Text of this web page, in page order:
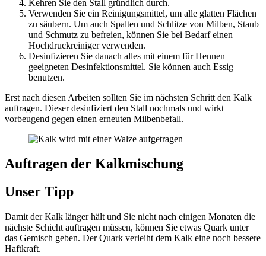
Kehren Sie den Stall gründlich durch.
Verwenden Sie ein Reinigungsmittel, um alle glatten Flächen
zu säubern. Um auch Spalten und Schlitze von Milben, Staub
und Schmutz zu befreien, können Sie bei Bedarf einen
Hochdruckreiniger verwenden.
Desinfizieren Sie danach alles mit einem für Hennen
geeigneten Desinfektionsmittel. Sie können auch Essig
benutzen.
Erst nach diesen Arbeiten sollten Sie im nächsten Schritt den Kalk
auftragen. Dieser desinfiziert den Stall nochmals und wirkt
vorbeugend gegen einen erneuten Milbenbefall.
Auftragen der Kalkmischung
Unser Tipp
Damit der Kalk länger hält und Sie nicht nach einigen Monaten die
nächste Schicht auftragen müssen, können Sie etwas Quark unter
das Gemisch geben. Der Quark verleiht dem Kalk eine noch bessere
Haftkraft.